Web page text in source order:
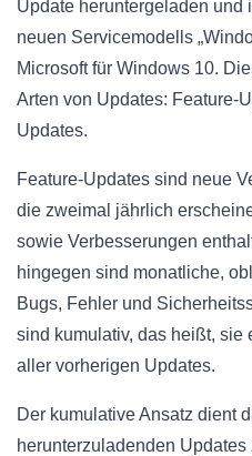
Update heruntergeladen und
neuen Servicemodells
Microsoft für Windows 10.
Arten von Updates: Feature-
Updates.
Feature-Updates sind neue
die zweimal jährlich
sowie Verbesserungen
hingegen sind monatliche,
Bugs, Fehler und
sind kumulativ, das heißt, sie
aller vorherigen Updates.
Der kumulative Ansatz dient
herunterzuladenden